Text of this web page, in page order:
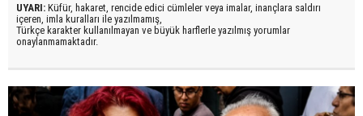
UYARI: Küfür, hakaret, rencide edici cümleler veya imalar, inançlara saldırı
içeren, imla kuralları ile yazılmamış,
Türkçe karakter kullanılmayan ve büyük harflerle yazılmış yorumlar
onaylanmamaktadır.